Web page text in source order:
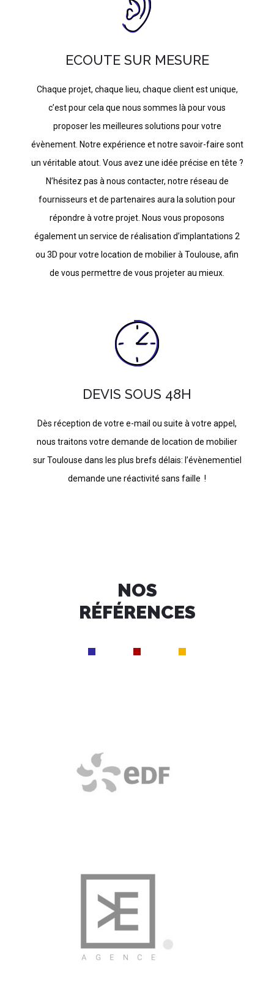
ECOUTE SUR MESURE
Chaque projet, chaque lieu, chaque client est unique,
c’est pour cela que nous sommes là pour vous
proposer les meilleures solutions pour votre
évènement. Notre expérience et notre savoir-faire sont
un véritable atout. Vous avez une idée précise en tête ?
N’hésitez pas à nous contacter, notre réseau de
fournisseurs et de partenaires aura la solution pour
répondre à votre projet. Nous vous proposons
également un service de réalisation d’implantations 2
ou 3D pour votre location de mobilier à Toulouse, afin
de vous permettre de vous projeter au mieux.
DEVIS SOUS 48H
Dès réception de votre e-mail ou suite à votre appel,
nous traitons votre demande de location de mobilier
sur Toulouse dans les plus brefs délais: l’évènementiel
demande une réactivité sans faille !
NOS
RÉFÉRENCES